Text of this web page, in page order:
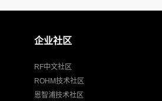
企业社区
RF中文社区
ROHM技术社区
恩智浦技术社区